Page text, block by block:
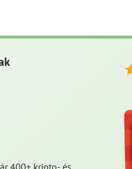
400+ kripto- és